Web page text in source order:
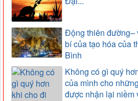
Động thiên đường–
bí của tạo hóa của
Bình
Không có gì quý
của mình cho
được nhận lại niềm